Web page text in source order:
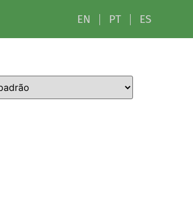
EN PT ES